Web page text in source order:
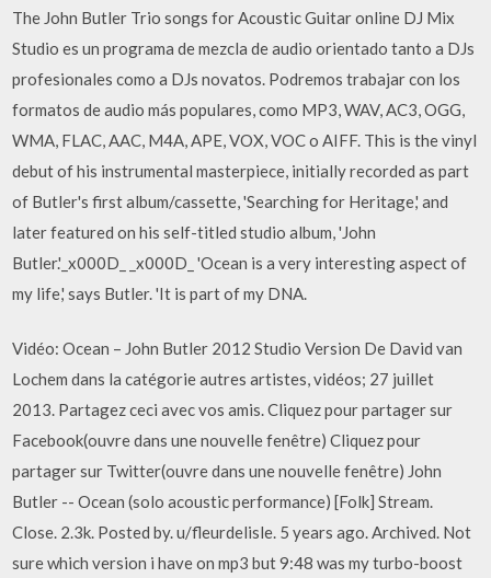
The John Butler Trio songs for Acoustic Guitar online DJ Mix
Studio es un programa de mezcla de audio orientado tanto a DJs
profesionales como a DJs novatos. Podremos trabajar con los
formatos de audio más populares, como MP3, WAV, AC3, OGG,
WMA, FLAC, AAC, M4A, APE, VOX, VOC o AIFF. This is the vinyl
debut of his instrumental masterpiece, initially recorded as part
of Butler's first album/cassette, 'Searching for Heritage,' and
later featured on his self-titled studio album, 'John
Butler.'_x000D_ _x000D_ 'Ocean is a very interesting aspect of
my life,' says Butler. 'It is part of my DNA.
Vidéo: Ocean – John Butler 2012 Studio Version De David van
Lochem dans la catégorie autres artistes, vidéos; 27 juillet
2013. Partagez ceci avec vos amis. Cliquez pour partager sur
Facebook(ouvre dans une nouvelle fenêtre) Cliquez pour
partager sur Twitter(ouvre dans une nouvelle fenêtre) John
Butler -- Ocean (solo acoustic performance) [Folk] Stream.
Close. 2.3k. Posted by. u/fleurdelisle. 5 years ago. Archived. Not
sure which version i have on mp3 but 9:48 was my turbo-boost